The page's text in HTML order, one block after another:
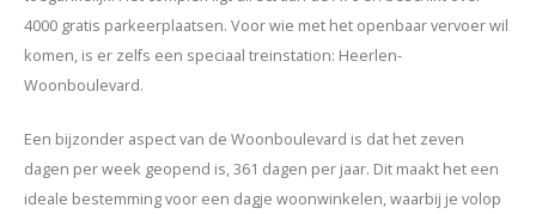
4000 gratis parkeerplaatsen. Voor wie met het openbaar vervoer wil
komen, is er zelfs een speciaal treinstation: Heerlen-
Woonboulevard.
Een bijzonder aspect van de Woonboulevard is dat het zeven
dagen per week geopend is, 361 dagen per jaar. Dit maakt het een
ideale bestemming voor een dagje woonwinkelen, waarbij je volop